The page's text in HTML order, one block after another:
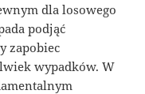
dla losowego
podjąć
zapobiec
wypadków. W